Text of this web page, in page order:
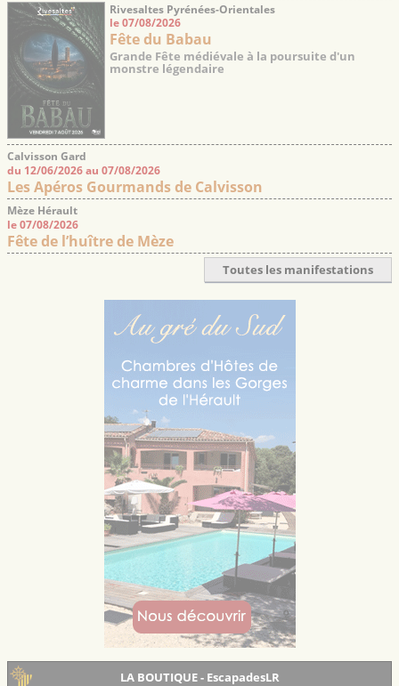
Rivesaltes Pyrénées-Orientales
le 07/08/2026
Fête du Babau
Grande Fête médiévale à la poursuite d'un
monstre légendaire
Calvisson Gard
du 12/06/2026 au 07/08/2026
Les Apéros Gourmands de Calvisson
Mèze Hérault
le 07/08/2026
Fête de l’huître de Mèze
Toutes les manifestations
LA BOUTIQUE - EscapadesLR